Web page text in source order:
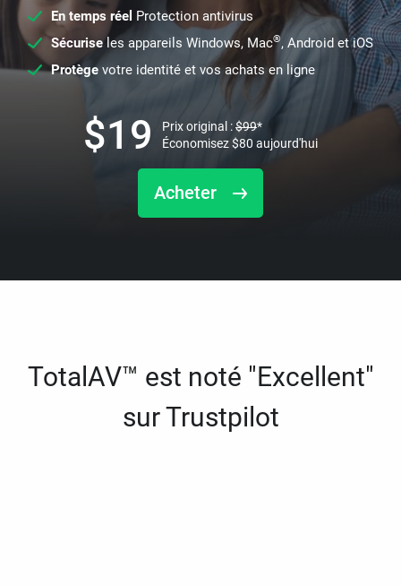
En temps réel Protection antivirus
Sécuriseles appareils Windows, Mac®, Android et iOS
Protège votre identité et vos achats en ligne
Acheter
$19 Prix original :$99*
Économisez$80 aujourd'hui
TotalAV™ est noté "Excellent"
sur Trustpilot